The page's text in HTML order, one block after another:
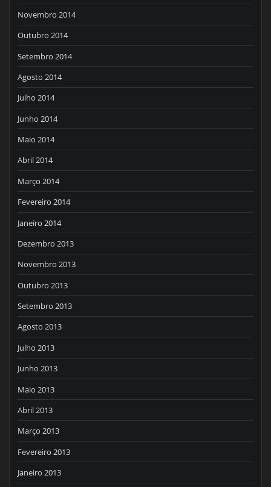
Novembro 2014
Outubro 2014
Setembro 2014
Agosto 2014
Julho 2014
Junho 2014
Maio 2014
Abril 2014
Março 2014
Fevereiro 2014
Janeiro 2014
Dezembro 2013
Novembro 2013
Outubro 2013
Setembro 2013
Agosto 2013
Julho 2013
Junho 2013
Maio 2013
Abril 2013
Março 2013
Fevereiro 2013
Janeiro 2013